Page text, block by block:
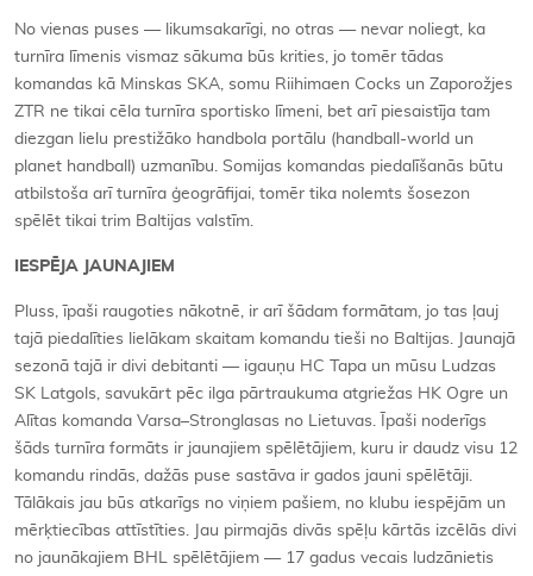
No vienas puses — likumsakarīgi, no otras — nevar noliegt, ka
turnīra līmenis vismaz sākuma būs krities, jo tomēr tādas
komandas kā Minskas SKA, somu Riihimaen Cocks un Zaporožjes
ZTR ne tikai cēla turnīra sportisko līmeni, bet arī piesaistīja tam
diezgan lielu prestižāko handbola portālu (handball-world un
planet handball) uzmanību. Somijas komandas piedalīšanās būtu
atbilstoša arī turnīra ģeogrāfijai, tomēr tika nolemts šosezon
spēlēt tikai trim Baltijas valstīm.
IESPĒJA JAUNAJIEM
Pluss, īpaši raugoties nākotnē, ir arī šādam formātam, jo tas ļauj
tajā piedalīties lielākam skaitam komandu tieši no Baltijas. Jaunajā
sezonā tajā ir divi debitanti — igauņu HC Tapa un mūsu Ludzas
SK Latgols, savukārt pēc ilga pārtraukuma atgriežas HK Ogre un
Alītas komanda Varsa–Stronglasas no Lietuvas. Īpaši noderīgs
šāds turnīra formāts ir jaunajiem spēlētājiem, kuru ir daudz visu 12
komandu rindās, dažās puse sastāva ir gados jauni spēlētāji.
Tālākais jau būs atkarīgs no viņiem pašiem, no klubu iespējām un
mērķtiecības attīstīties. Jau pirmajās divās spēļu kārtās izcēlās divi
no jaunākajiem BHL spēlētājiem — 17 gadus vecais ludzānietis